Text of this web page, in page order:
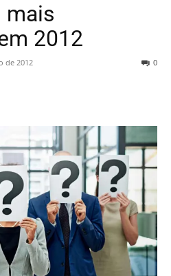
mais
2012
de 2012 0